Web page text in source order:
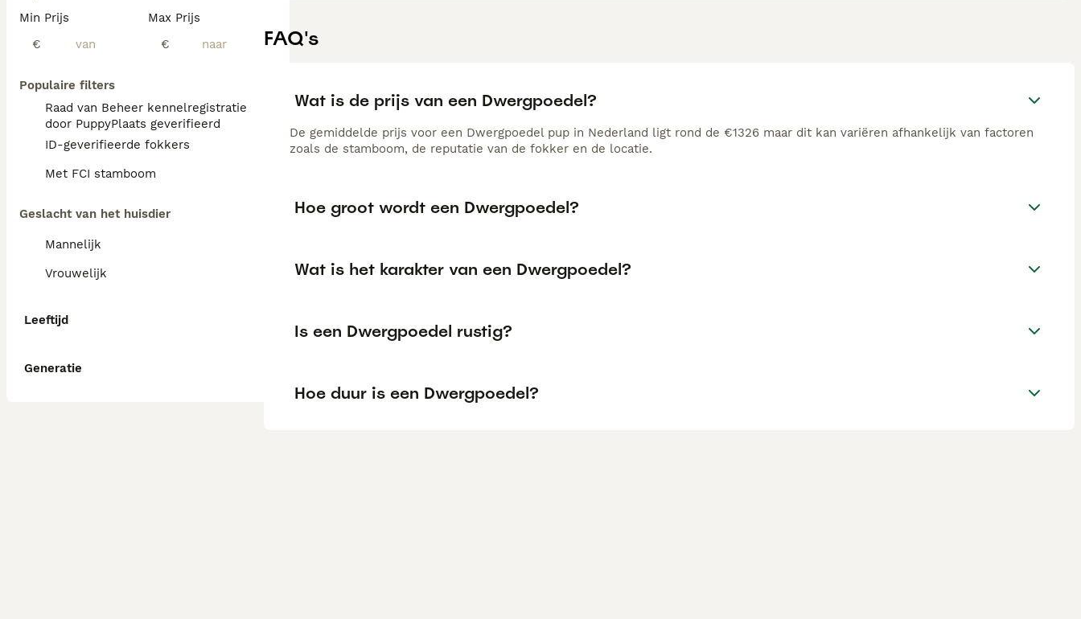
Min Prijs
€
Max Prijs
€
Populaire filters
Raad van Beheer kennelregistratie
door PuppyPlaats geverifieerd
ID-geverifieerde fokkers
Met FCI stamboom
Geslacht van het huisdier
Mannelijk
Vrouwelijk
Leeftijd
Generatie
FAQ's
Wat is de prijs van een Dwergpoedel?
De gemiddelde prijs voor een Dwergpoedel pup in Nederland ligt rond de €1326 maar dit kan variëren afhankelijk van factoren
zoals de stamboom, de reputatie van de fokker en de locatie.
Hoe groot wordt een Dwergpoedel?
Wat is het karakter van een Dwergpoedel?
Is een Dwergpoedel rustig?
Hoe duur is een Dwergpoedel?